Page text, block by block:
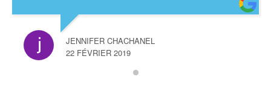
JENNIFER CHACHANEL
22 FÉVRIER 2019